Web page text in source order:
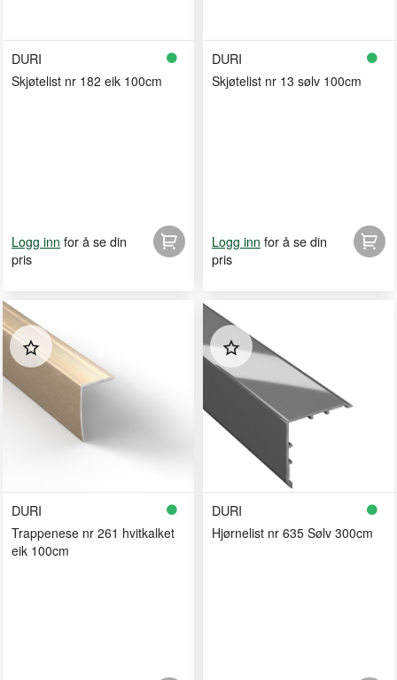
DURI
Skjøtelist nr 182 eik 100cm
Logg inn for å se din
pris
DURI
Skjøtelist nr 13 sølv 100cm
Logg inn for å se din
pris
DURI
Trappenese nr 261 hvitkalket
eik 100cm
DURI
Hjørnelist nr 635 Sølv 300cm